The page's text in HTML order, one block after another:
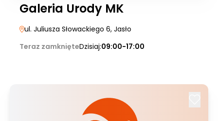
Galeria Urody MK
ul. Juliusza Słowackiego 6, Jasło
Teraz zamknięteDzisiaj:09:00-17:00